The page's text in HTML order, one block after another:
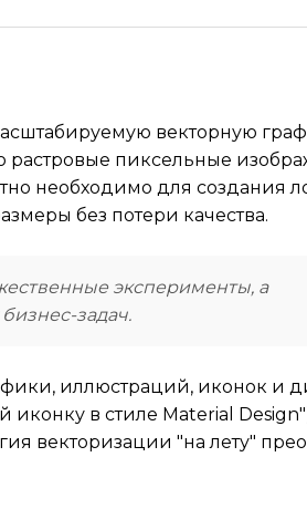
векторную
растровые пиксельные
необходимо для создания
без потери качества.
эксперименты, а
задач.
иллюстраций, иконок и
иконку в стиле Material
векторизации "на лету"